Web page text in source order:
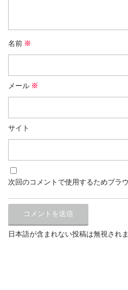
名前 ※
メール ※
サイト
次回のコメントで使用するためブラ
日本語が含まれない投稿は無視され